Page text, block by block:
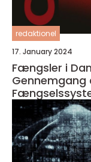
redaktionel
17. January 2024
Fængsler i
Gennemgang